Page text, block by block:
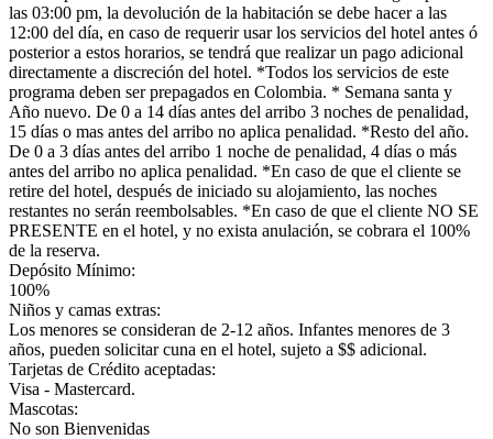
las 03:00 pm, la devolución de la habitación se debe hacer a las
12:00 del día, en caso de requerir usar los servicios del hotel antes ó
posterior a estos horarios, se tendrá que realizar un pago adicional
directamente a discreción del hotel. *Todos los servicios de este
programa deben ser prepagados en Colombia. * Semana santa y
Año nuevo. De 0 a 14 días antes del arribo 3 noches de penalidad,
15 días o mas antes del arribo no aplica penalidad. *Resto del año.
De 0 a 3 días antes del arribo 1 noche de penalidad, 4 días o más
antes del arribo no aplica penalidad. *En caso de que el cliente se
retire del hotel, después de iniciado su alojamiento, las noches
restantes no serán reembolsables. *En caso de que el cliente NO SE
PRESENTE en el hotel, y no exista anulación, se cobrara el 100%
de la reserva.
Depósito Mínimo:
100%
Niños y camas extras:
Los menores se consideran de 2-12 años. Infantes menores de 3
años, pueden solicitar cuna en el hotel, sujeto a $$ adicional.
Tarjetas de Crédito aceptadas:
Visa - Mastercard.
Mascotas:
No son Bienvenidas